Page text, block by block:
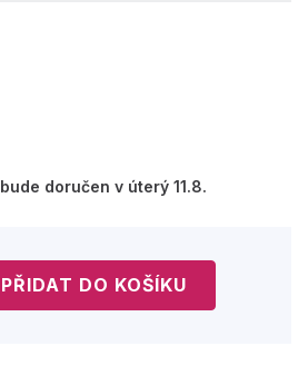
doručen v úterý 11.8.